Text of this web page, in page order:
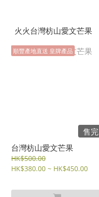
火火台灣枋山愛文芒果
順豐產地直送 皇牌產品
售完
台灣枋山愛文芒果
HK$500.00
HK$380.00 ~ HK$450.00